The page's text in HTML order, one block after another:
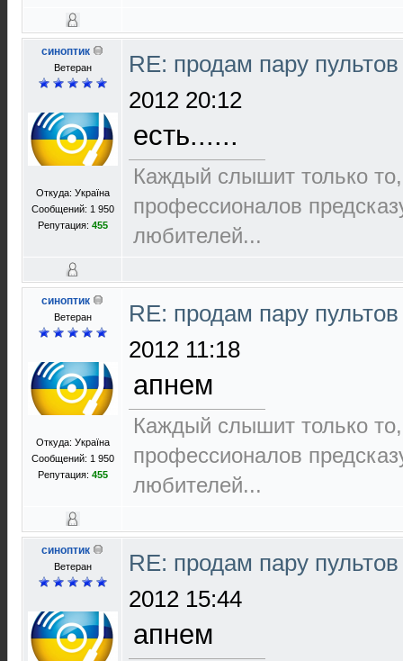
синоптик
Ветеран
Откуда: Україна
Сообщений: 1 950
Репутация: 455
RE: продам пару
2012 20:12
есть......
Каждый слышит только
пpофеccионалов
любителей...
синоптик
Ветеран
Откуда: Україна
Сообщений: 1 950
Репутация: 455
RE: продам пару
2012 11:18
апнем
Каждый слышит только
пpофеccионалов
любителей...
синоптик
Ветеран
RE: продам пару
2012 15:44
апнем